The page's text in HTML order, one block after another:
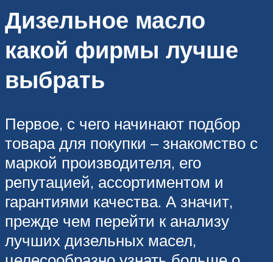
Дизельное масло
какой фирмы лучше
выбрать
Первое, с чего начинают подбор
товара для покупки – знакомство с
маркой производителя, его
репутацией, ассортиментом и
гарантиями качества. А значит,
прежде чем перейти к анализу
лучших дизельных масел,